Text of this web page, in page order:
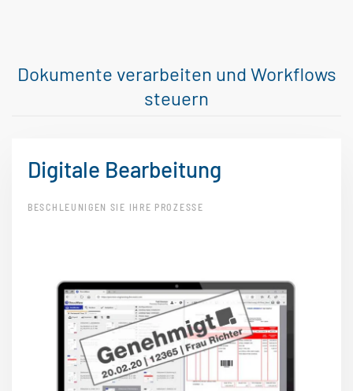
Dokumente verarbeiten und Workflows
steuern
Digitale Bearbeitung
BESCHLEUNIGEN SIE IHRE PROZESSE